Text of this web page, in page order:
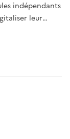
indépendants
leur
y trouve :- un
du cycle de